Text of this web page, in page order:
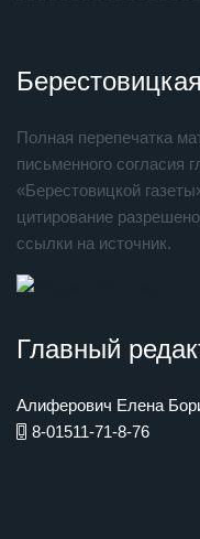
Полная перепечатка
письменного согласия
«Берестовицкой
цитирование
ссылки на источник.
Главный
Алиферович Елена
8-01511-71-8-76